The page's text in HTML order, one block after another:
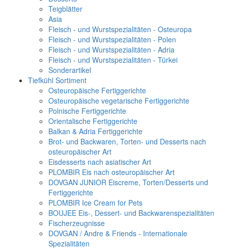
Teigblätter
Asia
Fleisch - und Wurstspezialitäten - Osteuropa
Fleisch - und Wurstspezialitäten - Polen
Fleisch - und Wurstspezialitäten - Adria
Fleisch - und Wurstspezialitäten - Türkei
Sonderartikel
Tiefkühl Sortiment
Osteuropäische Fertiggerichte
Osteuropäische vegetarische Fertiggerichte
Polnische Fertiggerichte
Orientalische Fertiggerichte
Balkan & Adria Fertiggerichte
Brot- und Backwaren, Torten- und Desserts nach
osteuropäischer Art
Eisdesserts nach asiatischer Art
PLOMBIR Eis nach osteuropäischer Art
DOVGAN JUNIOR Eiscreme, Torten/Desserts und
Fertiggerichte
PLOMBIR Ice Cream for Pets
BOUJEE Eis-, Dessert- und Backwarenspezialitäten
Fischerzeugnisse
DOVGAN / Andre & Friends - Internationale
Spezialitäten